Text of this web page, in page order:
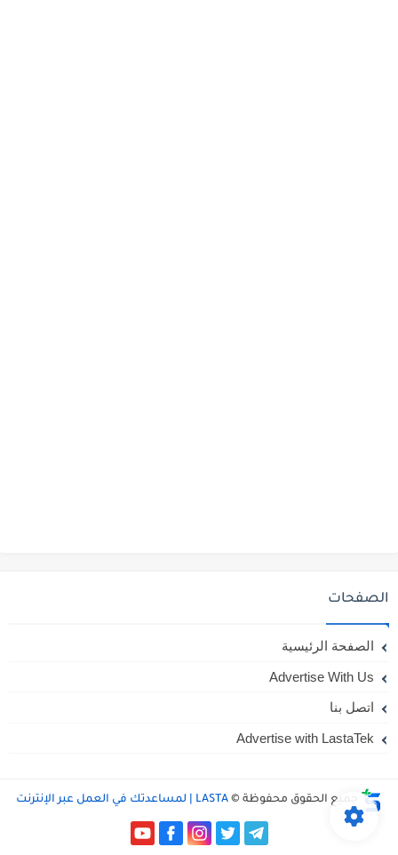
الصفحات
الصفحة الرئيسية
Advertise With Us
اتصل بنا
Advertise with LastaTek
جميع الحقوق محفوظة © LASTA | لمساعدتك في العمل عبر الإنترنت